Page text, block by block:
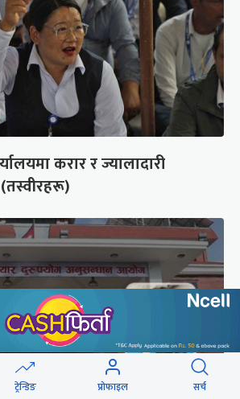
करार र ज्यालादारी
ट्रेन्डिङ प्रोफाइल सर्च